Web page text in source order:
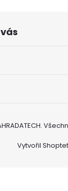
Vytvořil Shoptet
.